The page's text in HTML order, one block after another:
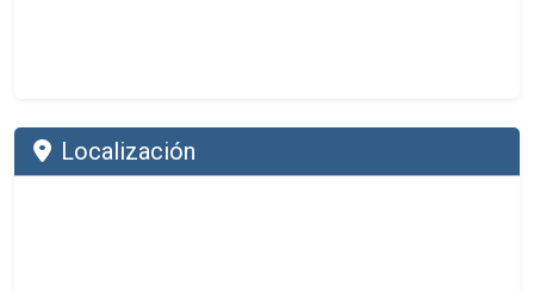
Localización